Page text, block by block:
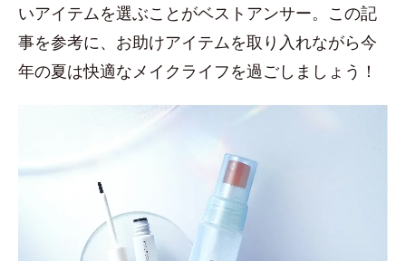
いアイテムを選ぶことがベストアンサー。この記
事を参考に、お助けアイテムを取り入れながら今
年の夏は快適なメイクライフを過ごしましょう！